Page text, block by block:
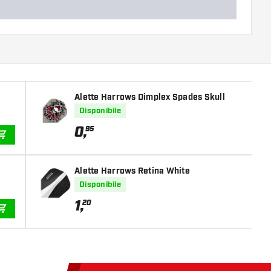
AGGIUNGI AL CARRELLO
AGGIUNGI AL CARRELLO
Alette Harrows Dimplex Spades Skull
Disponibile
0,95
Alette Harrows Retina White
Disponibile
1,20